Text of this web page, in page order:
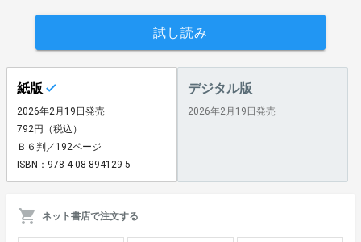
試し読み
紙版
2026年2月19日発売
792円（税込）
Ｂ６判／192ページ
ISBN：978-4-08-894129-5
デジタル版
2026年2月19日発売
ネット書店で注文する